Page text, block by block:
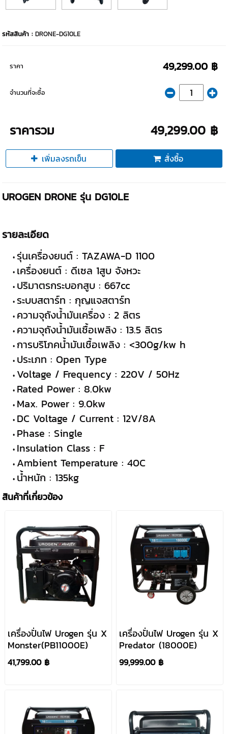
รหัสสินค้า :DRONE-DG10LE
ราคา 49,299.00 ฿
จำนวนที่จะซื้อ
ราคารวม 49,299.00 ฿
เพิ่มลงรถเข็น สั่งซื้อ
UROGEN DRONE รุ่น DG10LE
รายละเอียด
รุ่นเครื่องยนต์ : TAZAWA-D 1100
เครื่องยนต์ : ดีเซล 1สูบ จังหวะ
ปริมาตรกระบอกสูบ : 667cc
ระบบสตาร์ท : กุญแจสตาร์ท
ความจุถังน้ำมันเครื่อง : 2 ลิตร
ความจุถังน้ำมันเชื้อเพลิง : 13.5 ลิตร
การบริโภคน้ำมันเชื้อเพลิง : <300g/kw h
ประเภท : Open Type
Voltage / Frequency : 220V / 50Hz
Rated Power : 8.0kw
Max. Power : 9.0kw
DC Voltage / Current : 12V/8A
Phase : Single
Insulation Class : F
Ambient Temperature : 40C
น้ำหนัก : 135kg
สินค้าที่เกี่ยวข้อง
เครื่องปั่นไฟ Urogen รุ่น X
Monster(PB11000E)
41,799.00 ฿
เครื่องปั่นไฟ Urogen รุ่น X
Predator (18000E)
99,999.00 ฿